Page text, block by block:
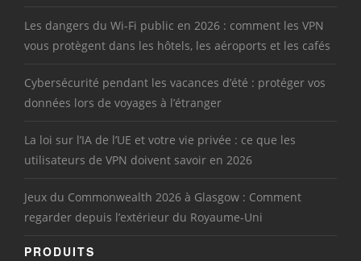
Les dangers du Wi-Fi public en 2026 : comment les VPN
vous protègent dans les hôtels, les aéroports et les cafés
Cybersécurité pendant les vacances d’été : protéger vos
données lors de voyages à l’étranger
La loi sur l’IA de l’UE et votre vie privée : ce que les
utilisateurs de VPN doivent savoir en 2026
Jeux du Commonwealth 2026 à Glasgow : Comment
regarder depuis l’extérieur du Royaume-Uni
PRODUITS